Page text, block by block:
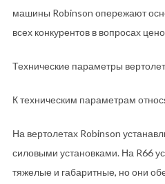
машины Robinson опережают
всех конкурентов в вопросах
Технические параметры
К техническим параметрам
На вертолетах Robinson
силовыми установками. На R66
тяжелые и габаритные, но они